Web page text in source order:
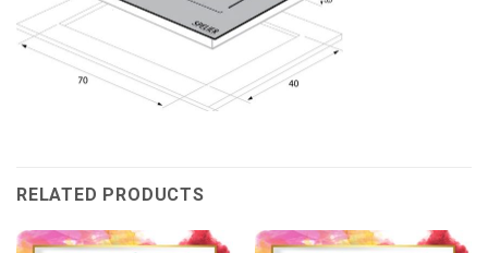
RELATED PRODUCTS